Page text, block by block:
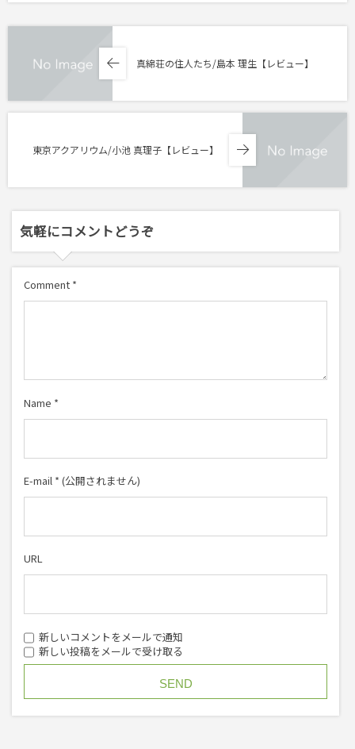
真綿荘の住人たち/島本 理生【レビュー】
東京アクアリウム/小池 真理子【レビュー】
気軽にコメントどうぞ
Comment *
Name *
E-mail * (公開されません)
URL
新しいコメントをメールで通知
新しい投稿をメールで受け取る